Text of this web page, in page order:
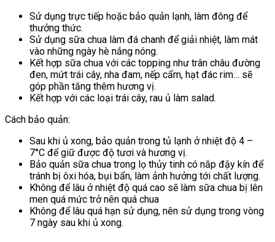
Sử dụng trực tiếp hoặc bảo quản lạnh, làm đông để
thưởng thức.
Sử dụng sữa chua làm đá chanh để giải nhiệt, làm mát
vào những ngày hè nắng nóng.
Kết hợp sữa chua với các topping như trân châu đường
đen, mứt trái cây, nha đam, nếp cẩm, hạt đác rim… sẽ
góp phần tăng thêm hương vị.
Kết hợp với các loại trái cây, rau ủ làm salad.
Cách bảo quản:
Sau khi ủ xong, bảo quản trong tủ lạnh ở nhiệt độ 4 –
7°C để giữ được độ tươi và hương vị.
Bảo quản sữa chua trong lọ thủy tinh có nắp đậy kín để
tránh bị ôxi hóa, bụi bẩn, làm ảnh hưởng tới chất lượng.
Không để lâu ở nhiệt độ quá cao sẽ làm sữa chua bị lên
men quá mức trở nên quá chua
Không để lâu quá hạn sử dụng, nên sử dụng trong vòng
7 ngày sau khi ủ xong.